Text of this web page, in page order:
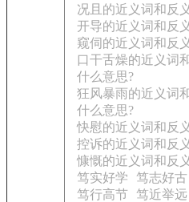
况且的近义词和反
开导的近义词和反
窥伺的近义词和反
口干舌燥的近义词
什么意思?
狂风暴雨的近义词
什么意思?
快慰的近义词和反
控诉的近义词和反
慷慨的近义词和反
笃实好学
笃志好古
笃行高节 笃近举远